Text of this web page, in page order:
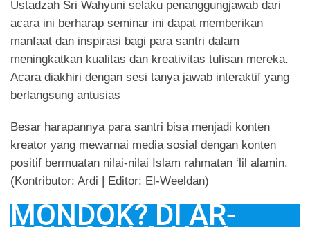
Ustadzah Sri Wahyuni selaku penanggungjawab dari
acara ini berharap seminar ini dapat memberikan
manfaat dan inspirasi bagi para santri dalam
meningkatkan kualitas dan kreativitas tulisan mereka.
Acara diakhiri dengan sesi tanya jawab interaktif yang
berlangsung antusias
Besar harapannya para santri bisa menjadi konten
kreator yang mewarnai media sosial dengan konten
positif bermuatan nilai-nilai Islam rahmatan ‘lil alamin.
(Kontributor: Ardi | Editor: El-Weeldan)
MONDOK? DI AR-